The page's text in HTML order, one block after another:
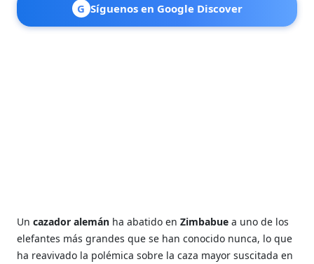
G Síguenos en Google Discover
Uncazador alemán ha abatido en Zimbabue a uno de los
elefantes más grandes que se han conocido nunca, lo que
ha reavivado la polémica sobre la caza mayor suscitada en